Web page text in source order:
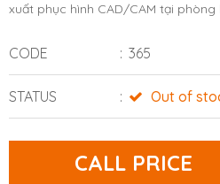
xuất phục hình CAD/CAM tại
CODE 365
STATUS Out of
CALL PRICE